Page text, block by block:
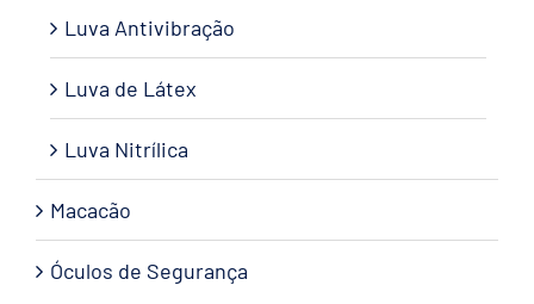
Luva Antivibração
Luva de Látex
Luva Nitrílica
Macacão
Óculos de Segurança